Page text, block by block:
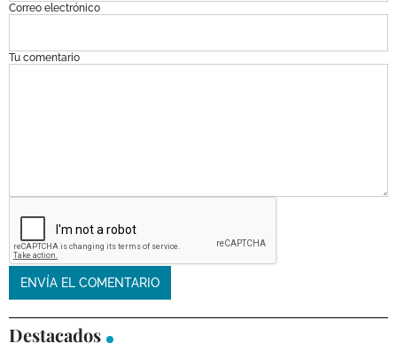
Correo electrónico
Tu comentario
Destacados